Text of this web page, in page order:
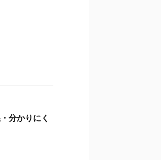
分かりにく